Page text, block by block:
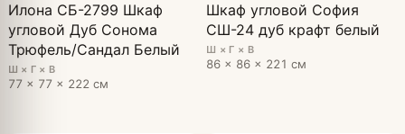
Илона СБ-2799 Шкаф
угловой Дуб Сонома
Трюфель/Сандал Белый
Ш × Г × В
77 × 77 × 222 см
Шкаф угловой София
СШ-24 дуб крафт белый
Ш × Г × В
86 × 86 × 221 см